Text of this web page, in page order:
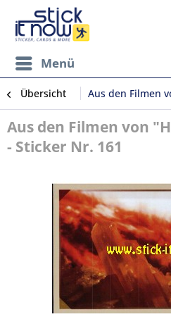
Menü
Übersicht Aus den Filmen
Aus den Filmen von
- Sticker Nr. 161